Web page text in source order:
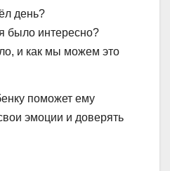
день?
было интересно?
и как мы можем это
поможет ему
эмоции и доверять